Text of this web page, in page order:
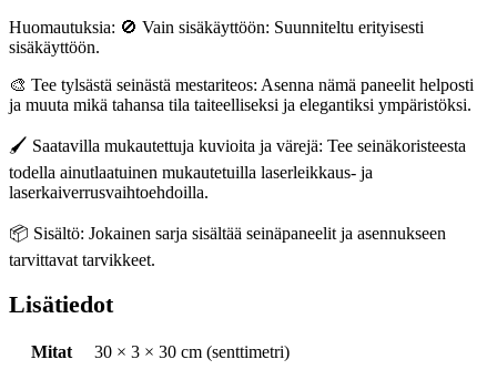
Huomautuksia: 🚫 Vain sisäkäyttöön: Suunniteltu erityisesti
sisäkäyttöön.
🎨 Tee tylsästä seinästä mestariteos: Asenna nämä paneelit helposti
ja muuta mikä tahansa tila taiteelliseksi ja elegantiksi ympäristöksi.
🖌️ Saatavilla mukautettuja kuvioita ja värejä: Tee seinäkoristeesta
todella ainutlaatuinen mukautetuilla laserleikkaus- ja
laserkaiverrusvaihtoehdoilla.
📦 Sisältö: Jokainen sarja sisältää seinäpaneelit ja asennukseen
tarvittavat tarvikkeet.
Lisätiedot
Mitat 30 × 3 × 30 cm (senttimetri)